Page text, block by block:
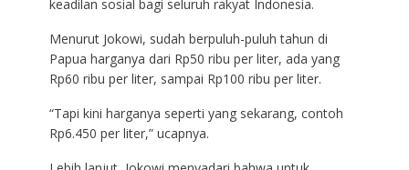
keadilan sosial bagi seluruh rakyat Indonesia.
Menurut Jokowi, sudah berpuluh-puluh tahun di
Papua harganya dari Rp50 ribu per liter, ada yang
Rp60 ribu per liter, sampai Rp100 ribu per liter.
“Tapi kini harganya seperti yang sekarang, contoh
Rp6.450 per liter,” ucapnya.